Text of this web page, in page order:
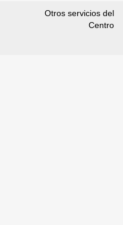
Otros servicios del
Centro